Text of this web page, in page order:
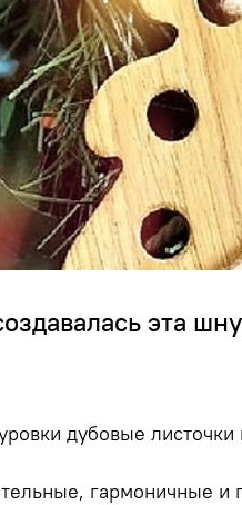
эта
дубовые
гармоничные